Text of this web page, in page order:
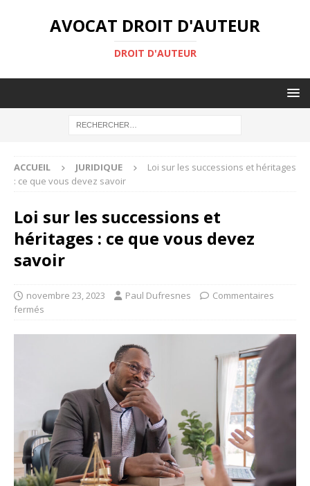
AVOCAT DROIT D'AUTEUR
DROIT D'AUTEUR
ACCUEIL JURIDIQUE
Loi sur les successions et héritages
: ce que vous devez savoir
Loi sur les successions et
héritages : ce que vous devez
savoir
novembre 23, 2023 Paul Dufresnes
Commentaires
fermés